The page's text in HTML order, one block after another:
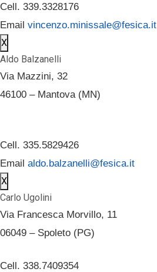
Cell. 339.3328176
Email vincenzo.minissale@fesica.it
X
Aldo Balzanelli
Via Mazzini, 32
46100 – Mantova (MN)
Cell. 335.5829426
Email aldo.balzanelli@fesica.it
X
Carlo Ugolini
Via Francesca Morvillo, 11
06049 – Spoleto (PG)
Cell. 338.7409354